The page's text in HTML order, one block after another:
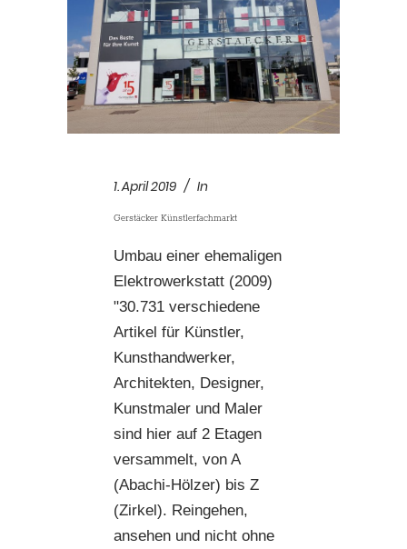
1. April 2019 In
Gerstäcker Künstlerfachmarkt
Umbau einer ehemaligen
Elektrowerkstatt (2009)
"30.731 verschiedene
Artikel für Künstler,
Kunsthandwerker,
Architekten, Designer,
Kunstmaler und Maler
sind hier auf 2 Etagen
versammelt, von A
(Abachi-Hölzer) bis Z
(Zirkel). Reingehen,
ansehen und nicht ohne